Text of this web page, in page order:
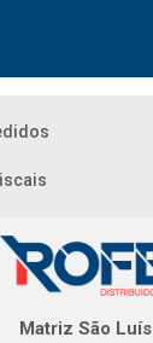
Matriz São Luís